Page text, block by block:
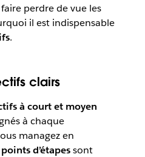
perdre de vue les
il est indispensable
.
clairs
à court et moyen
à chaque
managez en
d’étapessont